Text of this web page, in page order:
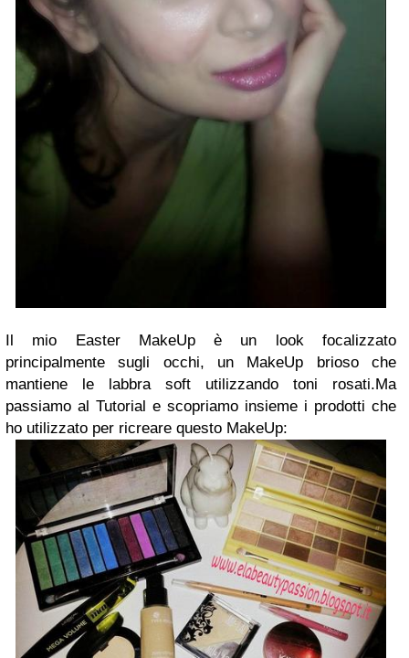
Il mio Easter MakeUp è un look focalizzato
principalmente sugli occhi, un MakeUp brioso che
mantiene le labbra soft utilizzando toni rosati.Ma
passiamo al Tutorial e scopriamo insieme i prodotti che
ho utilizzato per ricreare questo MakeUp: